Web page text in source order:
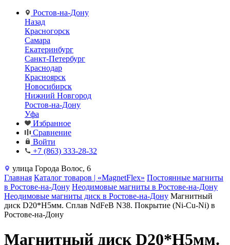
Ростов-на-Дону
Назад
Красногорск
Самара
Екатеринбург
Санкт-Петербург
Краснодар
Красноярск
Новосибирск
Нижний Новгород
Ростов-на-Дону
Уфа
Избранное
Сравнение
Войти
+7 (863) 333-28-32
улица Города Волос, 6
Главная Каталог товаров | «MagnetFlex» Постоянные магниты
в Ростове-на-Дону Неодимовые магниты в Ростове-на-Дону
Неодимовые магниты диск в Ростове-на-Дону Магнитный
диск D20*H5мм. Сплав NdFeB N38. Покрытие (Ni-Cu-Ni) в
Ростове-на-Дону
Магнитный диск D20*H5мм.